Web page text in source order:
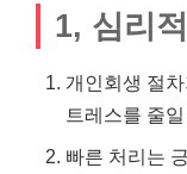
1, 심리
개인회생 절
트레스를 줄
빠른 처리는